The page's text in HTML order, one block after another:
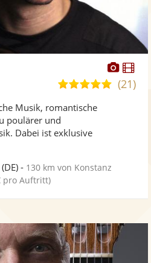
5,0(21)
Musik, romantische
poulärer und
Dabei ist exklusive
(DE) - 130 km von Konstanz
pro Auftritt)